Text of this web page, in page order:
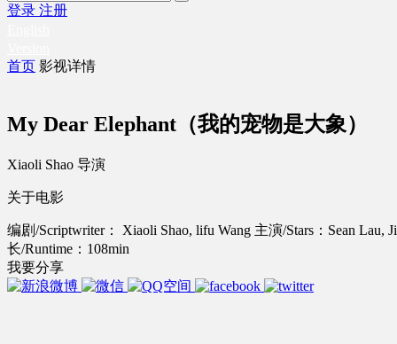
登录 注册
首页 影视详情
My Dear Elephant（我的宠物是大象）
Xiaoli Shao 导演
关于电影
编剧/Scriptwriter： Xiaoli Shao, lifu Wang 主演/Stars：Sean Lau,
长/Runtime：108min
我要分享